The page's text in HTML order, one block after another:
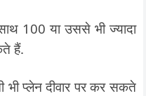
100 या उससे भी ज्यादा
हैं.
भी प्लेन दीवार पर कर सकते